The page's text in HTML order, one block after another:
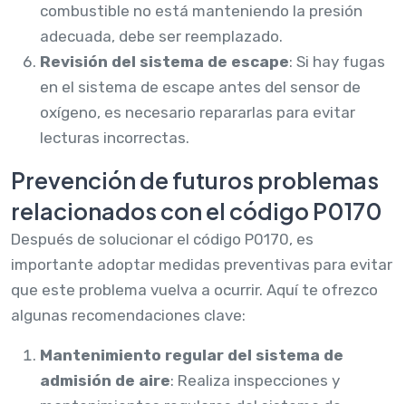
combustible no está manteniendo la presión
adecuada, debe ser reemplazado.
Revisión del sistema de escape: Si hay fugas
en el sistema de escape antes del sensor de
oxígeno, es necesario repararlas para evitar
lecturas incorrectas.
Prevención de futuros problemas
relacionados con el código P0170
Después de solucionar el código P0170, es
importante adoptar medidas preventivas para evitar
que este problema vuelva a ocurrir. Aquí te ofrezco
algunas recomendaciones clave:
Mantenimiento regular del sistema de
admisión de aire: Realiza inspecciones y